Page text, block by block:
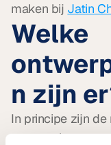
maken bij Jatin
Welke
n zijn
In principe zijn
gaat om het